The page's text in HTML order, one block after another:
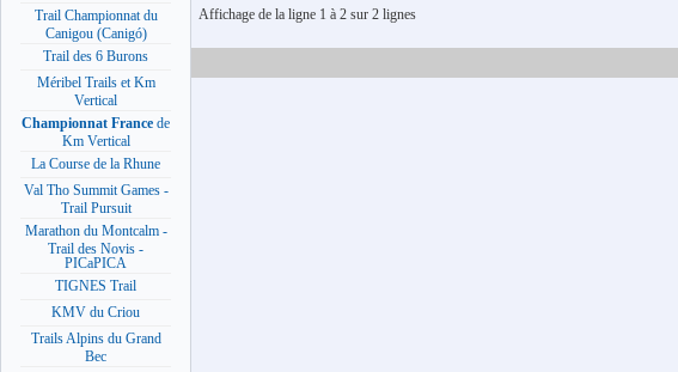
Trail Championnat du
Canigou (Canigó)
Trail des 6 Burons
Méribel Trails et Km
Vertical
Championnat France de
Km Vertical
La Course de la Rhune
Val Tho Summit Games -
Trail Pursuit
Marathon du Montcalm -
Trail des Novis -
PICaPICA
TIGNES Trail
KMV du Criou
Trails Alpins du Grand
Bec
Affichage de la ligne 1 à 2 sur 2 lignes